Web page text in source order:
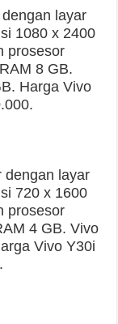
layar
1080 x 2400
prosesor
8 GB.
Harga Vivo
dengan layar
720 x 1600
prosesor
4 GB. Vivo
Vivo Y30i